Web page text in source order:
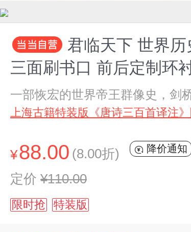
君临天下 世界
三面刷书口 前后定制环
一部恢宏的世界帝王群像史，剑
上海古籍特装版《唐诗三百首译注》
¥88.00 (8.00折) 降价通知
定价 ¥110.00
限时抢 特装版